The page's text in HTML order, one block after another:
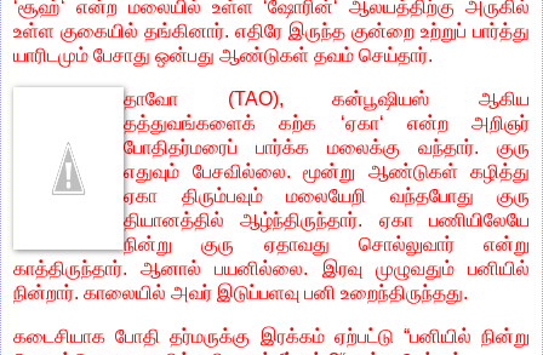
‘சூஹ்‘ என்ற மலையில் உள்ள ‘ஷோரின்‘ ஆலயத்திற்கு அருகில்
உள்ள குகையில் தங்கினார். எதிரே இருந்த குன்றை உற்றுப் பார்த்து
யாரிடமும் பேசாது ஒன்பது ஆண்டுகள் தவம் செய்தார்.
தாவோ (TAO), கன்பூஷியஸ் ஆகிய
தத்துவங்களைக் கற்க ‘ஏகா‘ என்ற அறிஞர்
போதிதர்மரைப் பார்க்க மலைக்கு வந்தார். குரு
எதுவும் பேசவில்லை. மூன்று ஆண்டுகள் கழித்து
ஏகா திரும்பவும் மலையேறி வந்தபோது குரு
தியானத்தில் ஆழ்ந்திருந்தார். ஏகா பணியிலேயே
நின்று குரு ஏதாவது சொல்லுவார் என்று
காத்திருந்தார். ஆனால் பயனில்லை. இரவு முழுவதும் பனியில்
நின்றார். காலையில் அவர் இடுப்பளவு பனி உறைந்திருந்தது.
கடைசியாக போதி தர்மருக்கு இரக்கம் ஏற்பட்டு “பனியில் நின்று